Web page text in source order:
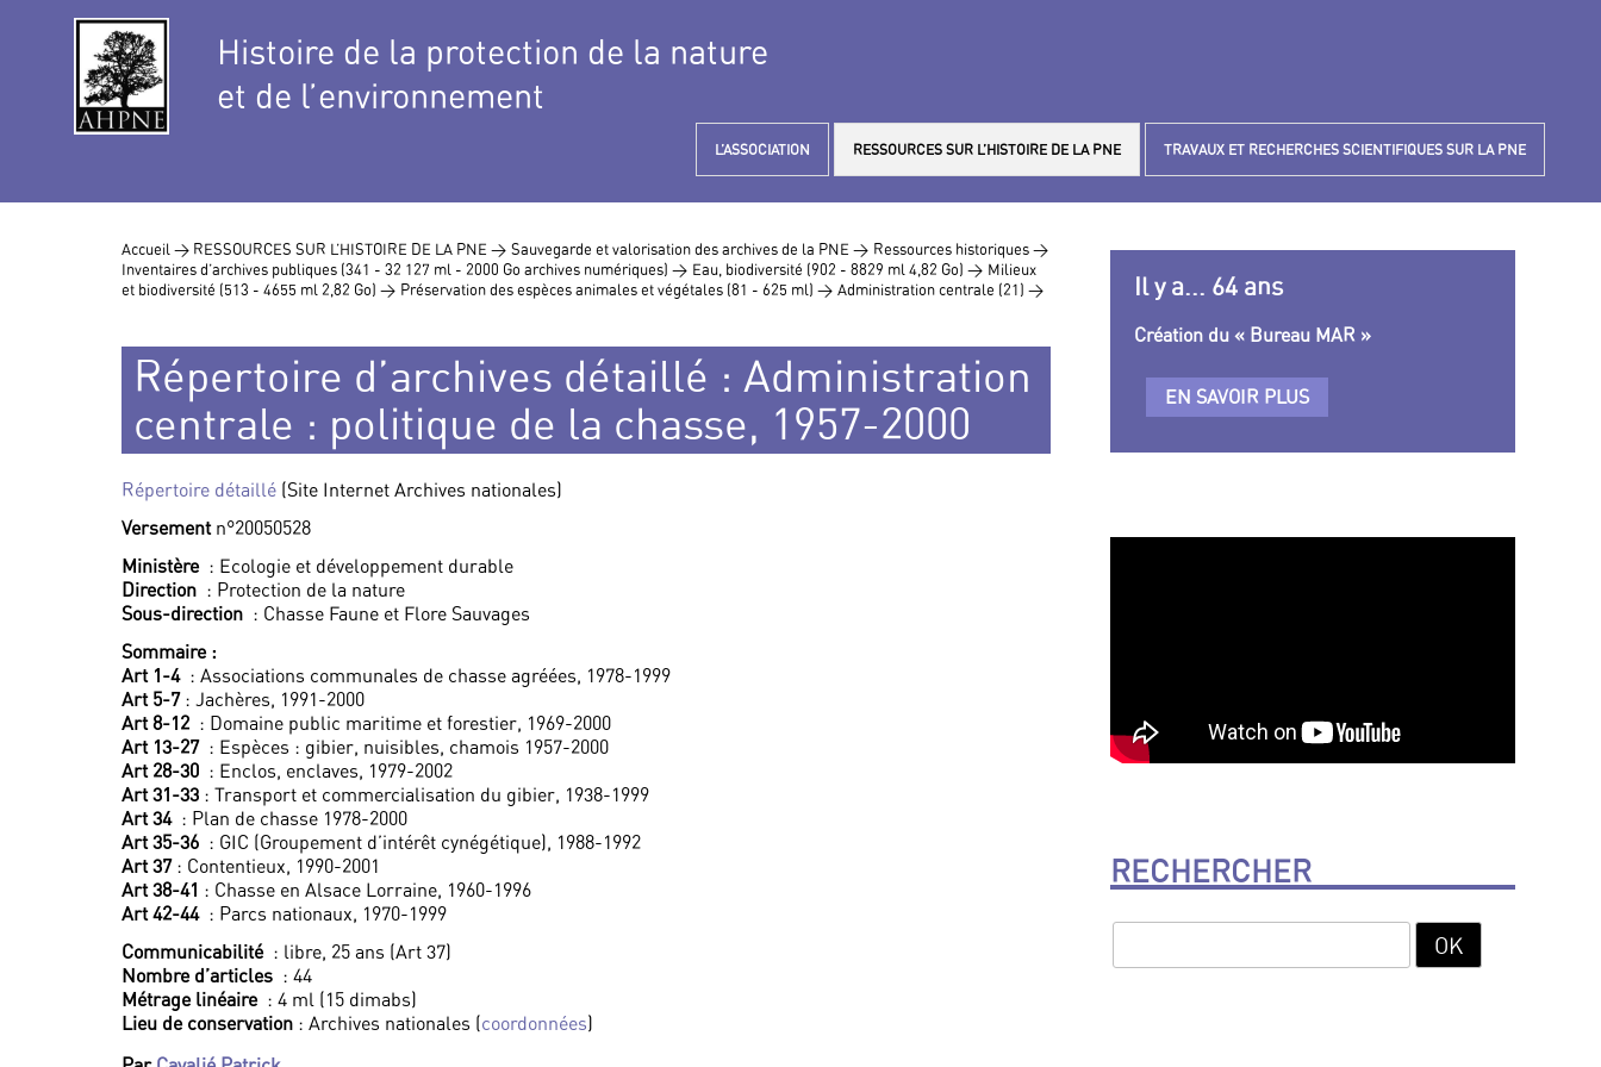
Histoire de la protection de la nature
et de l’environnement
L’ASSOCIATION RESSOURCES SUR L’HISTOIRE DE LA PNE TRAVAUX ET RECHERCHES SCIENTIFIQUES SUR LA PNE
Accueil > RESSOURCES SUR L’HISTOIRE DE LA PNE > Sauvegarde et valorisation des archives de la PNE > Ressources historiques >
Inventaires d’archives publiques (341 - 32 127 ml - 2000 Go archives numériques) > Eau, biodiversité (902 - 8829 ml 4,82 Go) > Milieux
et biodiversité (513 - 4655 ml 2,82 Go) > Préservation des espèces animales et végétales (81 - 625 ml) > Administration centrale (21) >
Répertoire d’archives détaillé : Administration
centrale : politique de la chasse, 1957-2000
Répertoire détaillé (Site Internet Archives nationales)
Versement n°20050528
Ministère : Ecologie et développement durable
Direction : Protection de la nature
Sous-direction : Chasse Faune et Flore Sauvages
Sommaire :
Art 1-4 : Associations communales de chasse agréées, 1978-1999
Art 5-7: Jachères, 1991-2000
Art 8-12 : Domaine public maritime et forestier, 1969-2000
Art 13-27 : Espèces : gibier, nuisibles, chamois 1957-2000
Art 28-30 : Enclos, enclaves, 1979-2002
Art 31-33 : Transport et commercialisation du gibier, 1938-1999
Art 34 : Plan de chasse 1978-2000
Art 35-36 : GIC (Groupement d’intérêt cynégétique), 1988-1992
Art 37: Contentieux, 1990-2001
Art 38-41 : Chasse en Alsace Lorraine, 1960-1996
Art 42-44 : Parcs nationaux, 1970-1999
Communicabilité : libre, 25 ans (Art 37)
Nombre d’articles : 44
Métrage linéaire : 4 ml (15 dimabs)
Lieu de conservation : Archives nationales (coordonnées)
Il y a... 64 ans
Création du « Bureau MAR »
EN SAVOIR PLUS
RECHERCHER